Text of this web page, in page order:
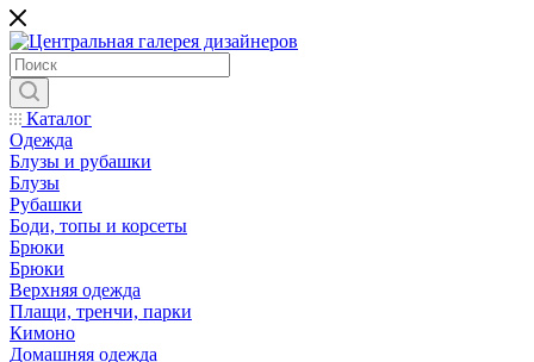
Каталог
Одежда
Блузы и рубашки
Блузы
Рубашки
Боди, топы и корсеты
Брюки
Брюки
Верхняя одежда
Плащи, тренчи, парки
Кимоно
Домашняя одежда